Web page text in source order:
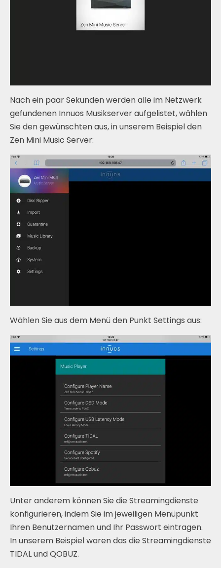
Nach ein paar Sekunden werden alle im Netzwerk
gefundenen Innuos Musikserver aufgelistet, wählen
Sie den gewünschten aus, in unserem Beispiel den
Zen Mini Music Server:
Wählen Sie aus dem Menü den Punkt Settings aus:
Unter anderem können Sie die Streamingdienste
konfigurieren, indem Sie im jeweiligen Menüpunkt
Ihren Benutzernamen und Ihr Passwort eintragen.
In unserem Beispiel waren das die Streamingdienste
TIDAL und QOBUZ.